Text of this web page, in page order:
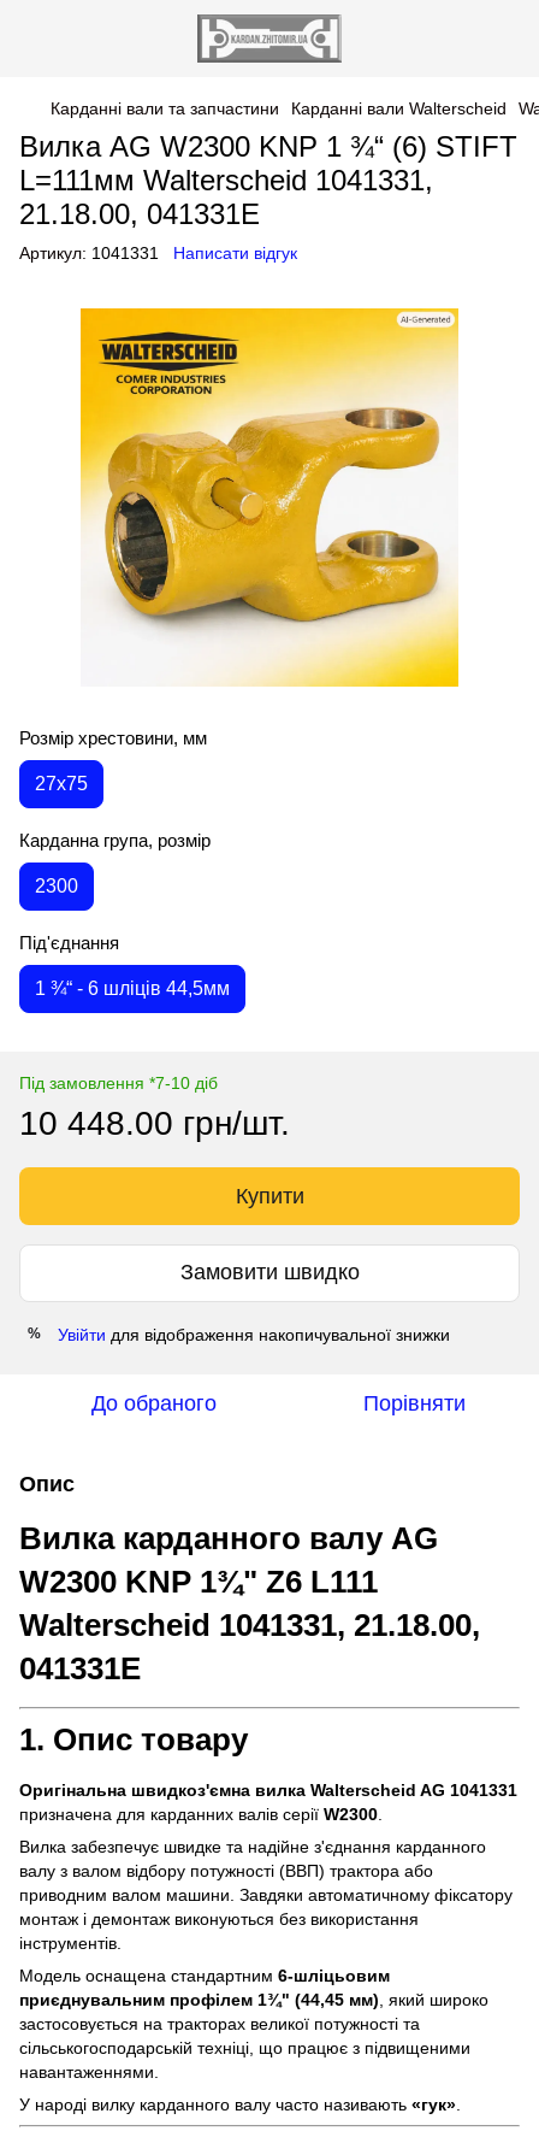
Карданні вали та запчастини Карданні вали Walterscheid
Вилка AG W2300 KNP 1 ¾“ (6) STIFT
L=111мм Walterscheid 1041331,
21.18.00, 041331E
Артикул: 1041331 Написати відгук
Розмір хрестовини, мм
27х75
Карданна група, розмір
2300
Під'єднання
1 ¾“ - 6 шліців 44,5мм
Під замовлення *7-10 діб
10 448.00 грн/шт.
Купити
Замовити швидко
% Увійти для відображення накопичувальної знижки
До обраного Порівняти
Опис
Вилка карданного валу AG
W2300 KNP 1¾" Z6 L111
Walterscheid 1041331, 21.18.00,
041331E
1. Опис товару
Оригінальна швидкоз'ємна вилка Walterscheid AG 1041331
призначена для карданних валів серії W2300
Вилка забезпечує швидке та надійне з'єднання карданного
валу з валом відбору потужності (ВВП) трактора або
приводним валом машини. Завдяки автоматичному фіксатору
монтаж і демонтаж виконуються без використання
інструментів.
Модель оснащена стандартним 6-шліцьовим
приєднувальним профілем 1¾" (44,45 мм) , який широко
застосовується на тракторах великої потужності та
сільськогосподарській техніці, що працює з підвищеними
навантаженнями.
У народі вилку карданного валу часто називають «гук»